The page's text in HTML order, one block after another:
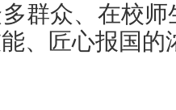
群众、在校
、匠心报国的